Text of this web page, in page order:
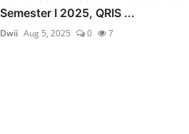
Semester I 2025, QRIS ...
Dwii Aug 5, 2025 0 7